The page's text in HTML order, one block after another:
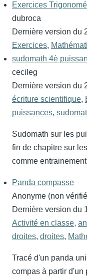
Exercices
dubroca
Dernière version du
Exercices,
sudomath 4è
cecileg
Dernière version du
écriture scientifique,
puissances,
Sudomath sur les
fin de chapitre sur
comme
Panda compasse
Anonyme (non
Dernière version du
Activité en classe,
droites, droites,
Tracé d'un panda
compas à partir d'un